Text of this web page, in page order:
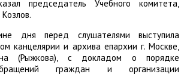
председатель Учебного комитета,
дня перед слушателями выступила
канцелярии и архива епархии г. Москве,
(Рыжкова), с докладом о порядке
граждан и организации